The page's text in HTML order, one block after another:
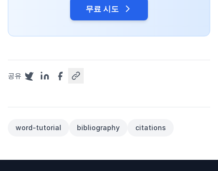
무료 시도
공유
word-tutorial bibliography citations